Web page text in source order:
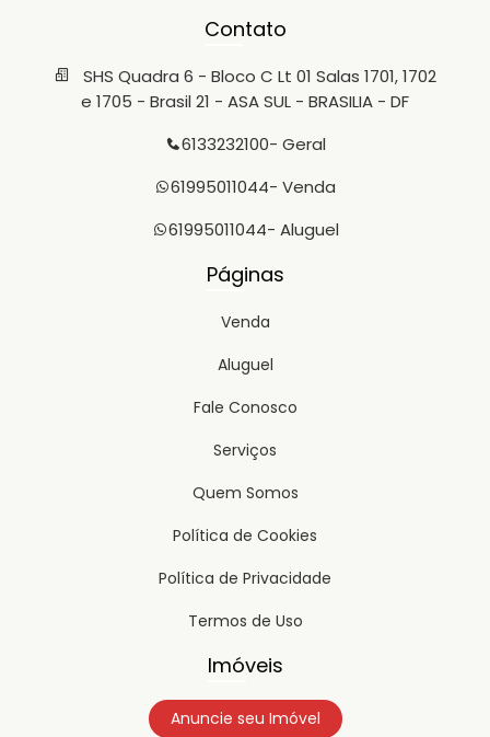
Contato
SHS Quadra 6 - Bloco C Lt 01 Salas 1701, 1702
e 1705 - Brasil 21 - ASA SUL - BRASILIA - DF
6133232100- Geral
61995011044- Venda
61995011044- Aluguel
Páginas
Venda
Aluguel
Fale Conosco
Serviços
Quem Somos
Política de Cookies
Política de Privacidade
Termos de Uso
Imóveis
Anuncie seu Imóvel